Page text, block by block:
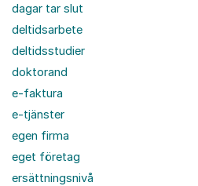
dagar tar slut
deltidsarbete
deltidsstudier
doktorand
e-faktura
e-tjänster
egen firma
eget företag
ersättningsnivå